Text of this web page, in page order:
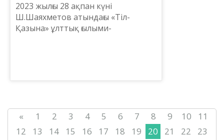
2023 жылғы 28 ақпан күні
Ш.Шаяхметов атындағы «Тіл-
Қазына» ұлттық ғылыми-
« 1 2 3 4 5 6 7 8 9 10
11
12
13 14 15 16 17 18 19 20 21 22
23